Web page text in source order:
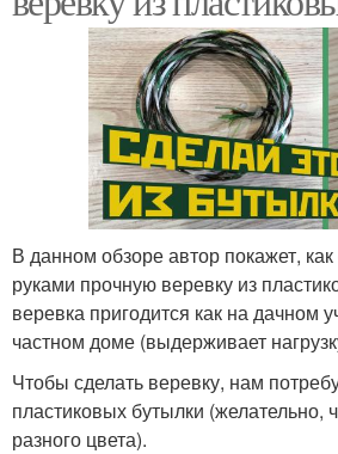
В данном обзоре автор покажет,
руками прочную веревку из
веревка пригодится как на дачном
частном доме (выдерживает
Чтобы сделать веревку, нам
пластиковых бутылки (желательно,
разного цвета).